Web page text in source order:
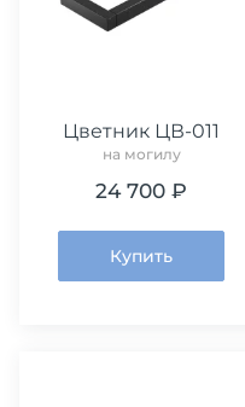
Цветник ЦВ-011
на могилу
24 700 ₽
Купить